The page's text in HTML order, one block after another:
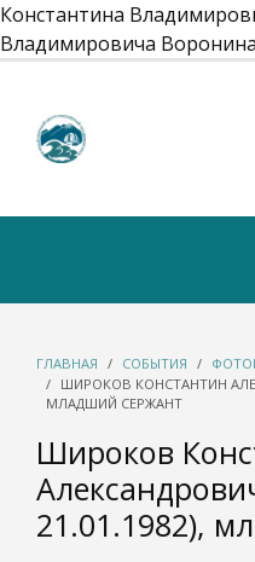
Константина
Владимировича
ГЛАВНАЯ СОБЫТИЯ
ШИРОКОВ КОНСТАНТИН
МЛАДШИЙ СЕРЖАНТ
Широков
21.01.1982),